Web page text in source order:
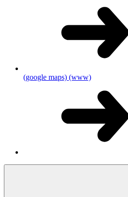
(google maps) (www)